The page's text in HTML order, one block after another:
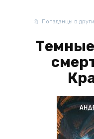
Попаданцы в